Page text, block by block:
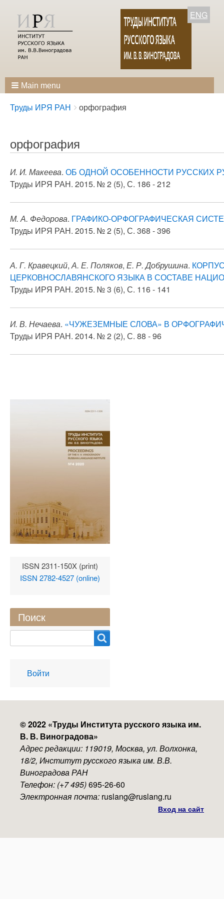
ENG
Main menu
Breadcrumbs
You
Труды ИРЯ РАН орфография
орфография
И. И. Макеева. ОБ ОДНОЙ ОСОБЕННОСТИ РУССКИХ
Труды ИРЯ РАН. 2015. № 2 (5), С. 186 - 212
М. А. Федорова. ГРАФИКО-ОРФОГРАФИЧЕСКАЯ
Труды ИРЯ РАН. 2015. № 2 (5), С. 368 - 396
А. Г. Кравецкий,А. Е. Поляков, Е. Р. Добрушина.
ЦЕРКОВНОСЛАВЯНСКОГО ЯЗЫКА В СОСТАВЕ
Труды ИРЯ РАН. 2015. № 3 (6), С. 116 - 141
И. В. Нечаева. «ЧУЖЕЗЕМНЫЕ СЛОВА» В
Труды ИРЯ РАН. 2014. № 2 (2), С. 88 - 96
ISSN 2311-150X (print)
ISSN 2782-4527 (online)
Поиск
User
account
Войти
© 2022 «Труды Института русского языка им.
В. В. Виноградова»
Адрес редакции: 119019, Москва, ул. Волхонка,
18/2, Институт русского языка им. В.В.
Виноградова РАН
Телефон: (+7 495)695-26-60
Электронная почта: ruslang@ruslang.ru
Вход на сайт